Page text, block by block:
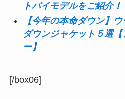
トバイモデルをご紹介！
【今年の本命ダウン】
ダウンジャケット５選
ー】
[/box06]